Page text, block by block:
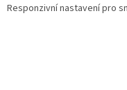
Responzivní nastavení pro